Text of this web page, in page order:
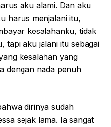
aku alami. Dan aku
harus menjalani itu,
kesalahanku, tidak
tapi aku jalani itu sebagai
kesalahan yang
dengan nada penuh
dirinya sudah
sejak lama. Ia sangat